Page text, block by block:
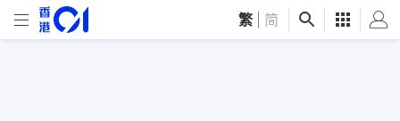
繁 简